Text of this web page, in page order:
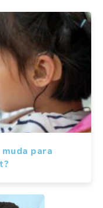
para